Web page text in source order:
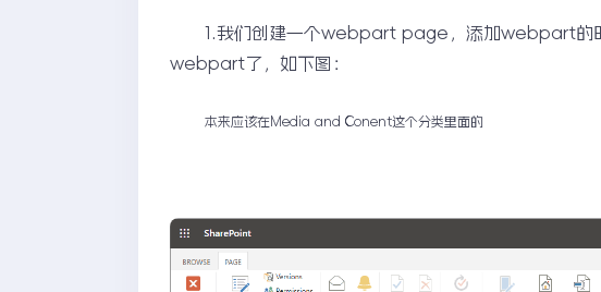
1.我们创建一个webpart page，添加webpart的
webpart了，如下图：
本来应该在Media and Conent这个分类里面的